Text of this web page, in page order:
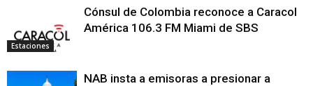
Estaciones
Cónsul de Colombia reconoce a Caracol
América 106.3 FM Miami de SBS
NAB insta a emisoras a presionar a